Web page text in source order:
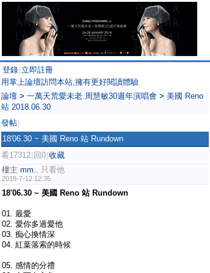
登錄 立即註冊
用掌上論壇訪問本站,擁有更好閱讀體驗
論壇 > 一萬天荒愛未老.周慧敏30週年演唱會 > 美國 Reno
站 2018.06.30
發帖
18'06.30 ~ 美國 Reno 站 Rundown
看17312 回0 收藏
樓主 mm.. 只看他
2018-7-12 12:35
18'06.30 ~ 美國 Reno 站 Rundown
01. 最愛
02. 愛你多過愛他
03. 痴心換情深
04. 紅葉落索的時候
05. 感情的分禮